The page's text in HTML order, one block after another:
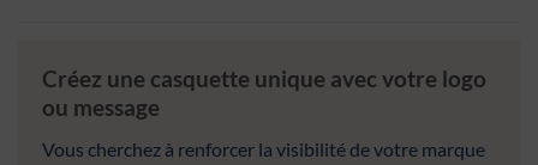
Créez une casquette unique avec votre logo
ou message
Vous cherchez à renforcer la visibilité de votre marque